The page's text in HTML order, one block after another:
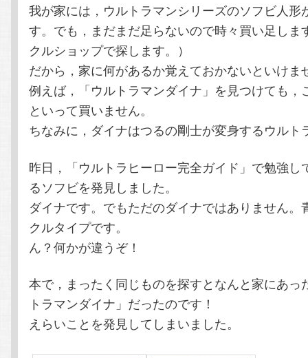
へ
移
動
移
動
我が家には，ウルトラマンシリーズのソフビ人形
す。でも，まだまだ足らないので時々買い足しま
クルショップで探します。）
だから，家に何があるか覚えておかないといけま
例えば，「ウルトラマンダイナ」を見つけても，
といって買いません。
ちなみに，ダイナはつるの剛士が変身するウルト
昨日，「ウルトラヒーロー完全ガイド」で勉強し
るソフビを発見しました。
ダイナです。でもただのダイナではありません。
クルタイプです。
ん？何かが違うぞ！
本で，まったく同じものを探すとなんと家にあっ
トラマンダイナ」だったのです！
えらいことを発見してしまいました。